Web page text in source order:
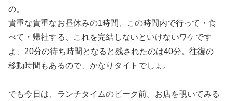
の。
貴重な貴重なお昼休みの1時間、この時間内で行って・食
べて・帰社する、これを完結しないといけないワケです
よ、20分の待ち時間となると残されたのは40分。往復の
移動時間もあるので、かなりタイトでしょ。
でも今日は、ランチタイムのピーク前。お店を覗いてみる